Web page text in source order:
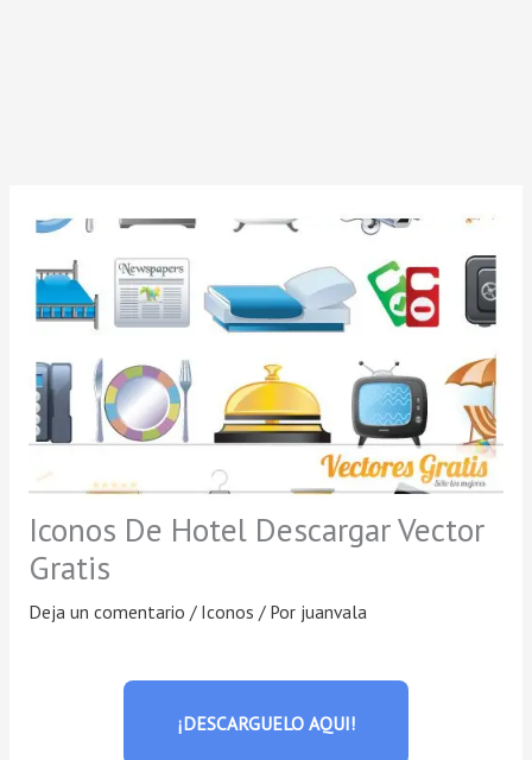
Iconos De Hotel Descargar Vector
Gratis
Deja un comentario / Iconos / Por juanvala
¡DESCARGUELO AQUI!